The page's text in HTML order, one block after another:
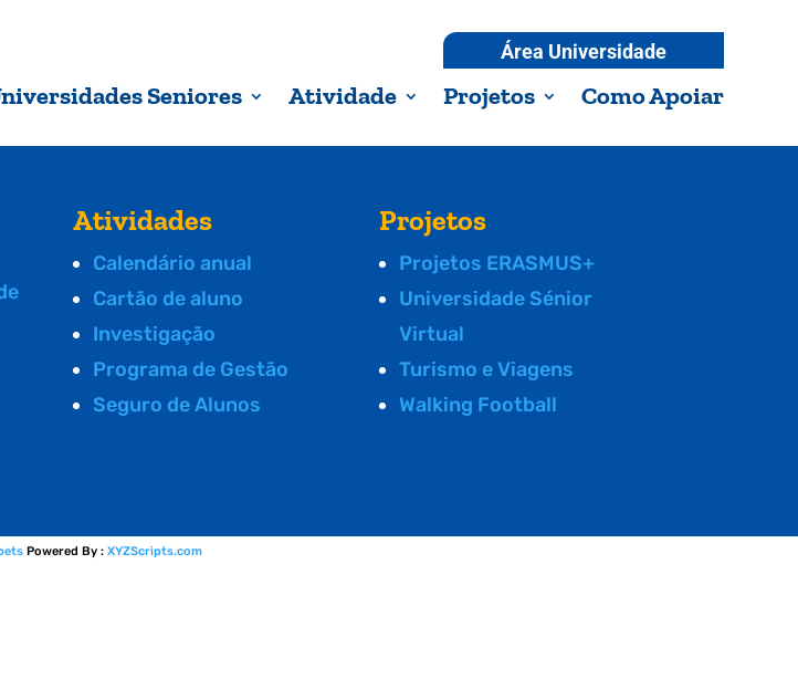
Área Universidade
Seniores Atividade Projetos Como Apoiar
Atividades
Calendário anual
Cartão de aluno
Investigação
Programa de Gestão
Seguro de Alunos
Projetos
Projetos ERASMUS+
Universidade Sénior
Virtual
Turismo e Viagens
Walking Football
Powered By : XYZScripts.com